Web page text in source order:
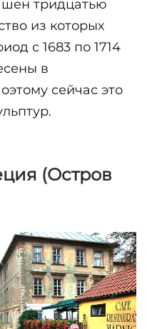
тридцатью
из которых
с 1683 по 1714
в
сейчас это
(Остров